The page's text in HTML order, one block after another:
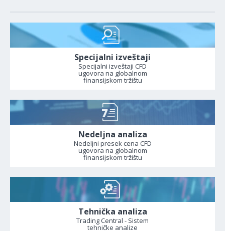
Specijalni izveštaji
Specijalni izveštaji CFD
ugovora na globalnom
finansijskom tržištu
Nedeljna analiza
Nedeljni presek cena CFD
ugovora na globalnom
finansijskom tržištu
Tehnička analiza
Trading Central - Sistem
tehničke analize